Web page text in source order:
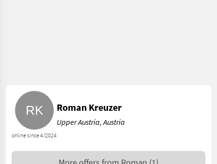
online since 4/2024
Roman Kreuzer
Upper Austria, Austria